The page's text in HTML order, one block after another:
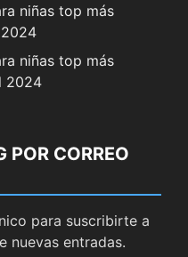
niñas top más
niñas top más
2024
POR CORREO
para suscribirte a
nuevas entradas.